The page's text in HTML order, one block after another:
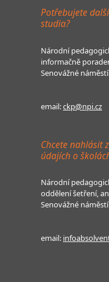
Potřebujete
studia?
Národní
informačně
Senovážné náměstí
email:ckp@npi.cz
Chcete nahlásit
údajích o
Národní
oddělení šetření,
Senovážné náměstí
email: